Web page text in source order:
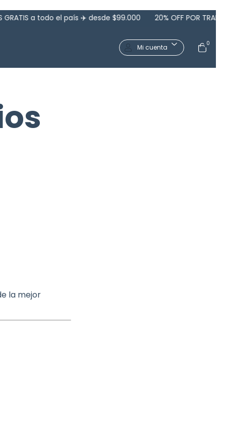
a todo el país ✈️ desde $99.000 20% OFF POR
Mi cuenta 0
la mejor